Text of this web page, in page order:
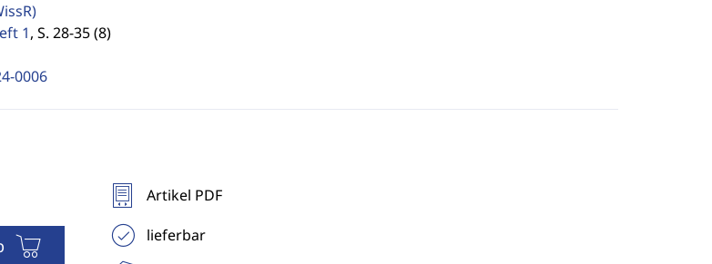
1, S. 28-35 (8)
0006
Artikel PDF
lieferbar